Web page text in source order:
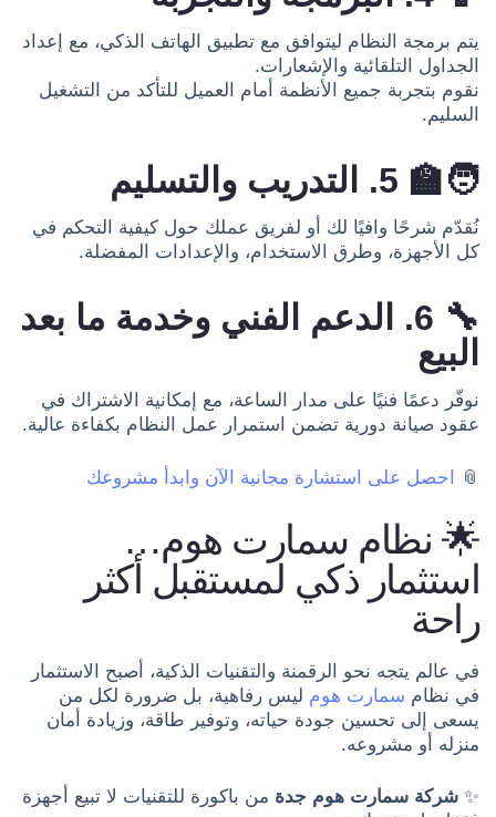
يتم برمجة النظام ليتوافق مع تطبيق الهاتف الذكي، مع إعداد
الجداول التلقائية والإشعارات.
نقوم بتجربة جميع الأنظمة أمام العميل للتأكد من التشغيل
السليم.
🧑‍🏫 5. التدريب والتسليم
نُقدّم شرحًا وافيًا لك أو لفريق عملك حول كيفية التحكم في
كل الأجهزة، وطرق الاستخدام، والإعدادات المفضلة.
🔧 6. الدعم الفني وخدمة ما بعد
البيع
نوفّر دعمًا فنيًا على مدار الساعة، مع إمكانية الاشتراك في
عقود صيانة دورية تضمن استمرار عمل النظام بكفاءة عالية.
📎 احصل على استشارة مجانية الآن وابدأ مشروعك
🌟 نظام سمارت هوم…
استثمار ذكي لمستقبل أكثر
راحة
في عالم يتجه نحو الرقمنة والتقنيات الذكية، أصبح الاستثمار
في نظام سمارت هوم ليس رفاهية، بل ضرورة لكل من
يسعى إلى تحسين جودة حياته، وتوفير طاقة، وزيادة أمان
منزله أو مشروعه.
✨ شركة سمارت هوم جدة من باكورة للتقنيات لا تبيع أجهزة